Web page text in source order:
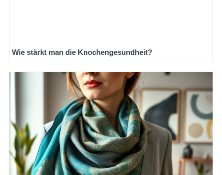
Wie stärkt man die Knochengesundheit?